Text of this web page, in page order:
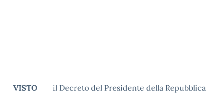
VISTO il Decreto del Presidente della Repubblica